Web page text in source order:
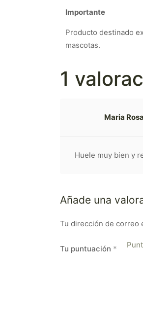
Importante
Producto destinado
mascotas.
1
Maria
Huele muy bien y
Añade una
Tu dirección de correo
Tu puntuación *